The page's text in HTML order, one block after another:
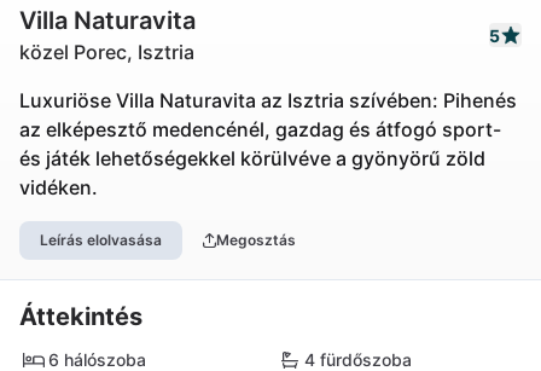
Villa Naturavita
közel Porec, Isztria
5
Luxuriöse Villa Naturavita az Isztria szívében: Pihenés
az elképesztő medencénél, gazdag és átfogó sport-
és játék lehetőségekkel körülvéve a gyönyörű zöld
vidéken.
Leírás elolvasása Megosztás
Áttekintés
6 hálószoba
4 fürdőszoba